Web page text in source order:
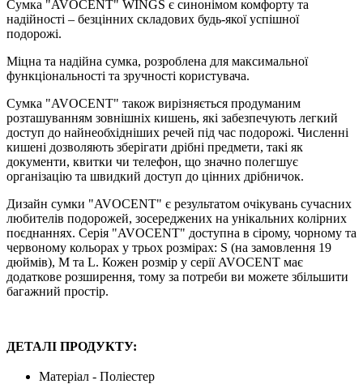
Сумка "AVOCENT" WINGS є синонімом комфорту та
надійності – безцінних складових будь-якої успішної
подорожі.
Міцна та надійна сумка, розроблена для максимальної
функціональності та зручності користувача.
Сумка "AVOCENT" також вирізняється продуманим
розташуванням зовнішніх кишень, які забезпечують легкий
доступ до найнеобхідніших речей під час подорожі. Численні
кишені дозволяють зберігати дрібні предмети, такі як
документи, квитки чи телефон, що значно полегшує
організацію та швидкий доступ до цінних дрібничок.
Дизайн сумки "AVOCENT" є результатом очікувань сучасних
любителів подорожей, зосереджених на унікальних колірних
поєднаннях. Серія "AVOCENT" доступна в сірому, чорному та
червоному кольорах у трьох розмірах: S (на замовлення 19
дюймів), M та L. Кожен розмір у серії AVOCENT має
додаткове розширення, тому за потреби ви можете збільшити
багажний простір.
ДЕТАЛІ ПРОДУКТУ:
Матеріал - Поліестер